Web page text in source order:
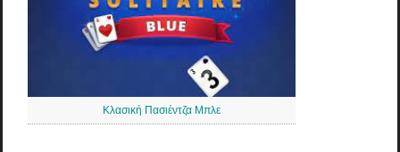
Κλασική Πασιέντζα Μπλε